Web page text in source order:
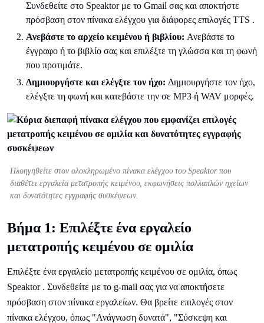
Συνδεθείτε στο Speaktor με το Gmail σας και αποκτήστε
πρόσβαση στον πίνακα ελέγχου για διάφορες επιλογές TTS .
Ανεβάστε το αρχείο κειμένου ή βιβλίου: Ανεβάστε το
έγγραφο ή το βιβλίο σας και επιλέξτε τη γλώσσα και τη φωνή
που προτιμάτε.
Δημιουργήστε και ελέγξτε τον ήχο: Δημιουργήστε τον ήχο,
ελέγξτε τη φωνή και κατεβάστε την σε MP3 ή WAV μορφές.
Πλοηγηθείτε στον ολοκληρωμένο πίνακα ελέγχου του Speaktor που
διαθέτει εργαλεία μετατροπής κειμένου, εκφωνήσεις πολλαπλών ηχείων
και δυνατότητες εγγραφής συσκέψεων.
Βήμα 1: Επιλέξτε ένα εργαλείο
μετατροπής κειμένου σε ομιλία
Επιλέξτε ένα εργαλείο μετατροπής κειμένου σε ομιλία, όπως
Speaktor . Συνδεθείτε με το g-mail σας για να αποκτήσετε
πρόσβαση στον πίνακα εργαλείων. Θα βρείτε επιλογές στον
πίνακα ελέγχου, όπως "Ανάγνωση δυνατά", "Σύσκεψη και